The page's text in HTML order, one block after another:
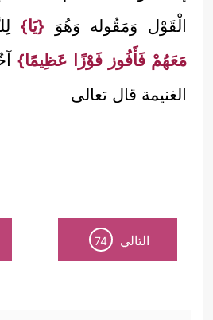
الْقَوْل وَمَقُوله وَهُوَ {يَا}
مَعَهُمْ فَأَفُوز فَوْزًا عَظِيمًا}
الغنيمة قال تعالى
التالي 74